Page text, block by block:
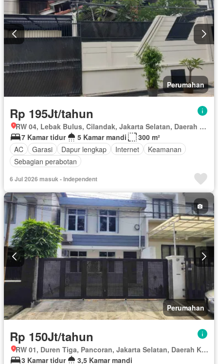
Perumahan
Rp 195Jt/tahun
RW 04, Lebak Bulus, Cilandak, Jakarta Selatan, Daerah Khusus Ibukota Jakarta
7 Kamar tidur
5 Kamar mandi
300 m²
AC
Garasi Dapur lengkap Internet
Keamanan
Sebagian perabotan
6 Jul 2026 masuk - Independent
Perumahan
Rp 150Jt/tahun
RW 01, Duren Tiga, Pancoran, Jakarta Selatan, Daerah Khusus Ibukota Jakarta
3 Kamar tidur
3,5 Kamar mandi